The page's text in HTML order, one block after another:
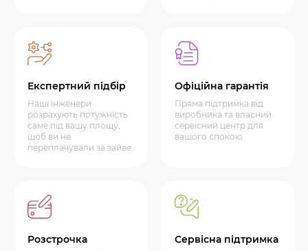
Експертний підбір
Наші інженери
розрахують потужність
саме під вашу площу,
щоб ви не
переплачували за зайве.
Офіційна гарантія
Пряма підтримка від
виробника та власний
сервісний центр для
вашого спокою.
Розстрочка Сервісна підтримка